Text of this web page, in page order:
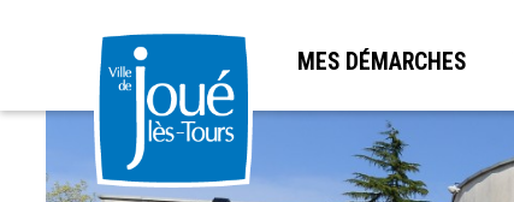
Aller
MES DÉMARCHES